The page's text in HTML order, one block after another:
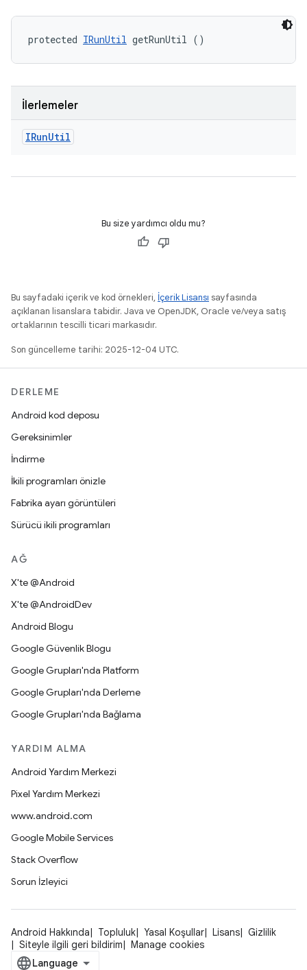
protected IRunUtil getRunUtil ()
İlerlemeler
IRunUtil
Bu size yardımcı oldu mu?
Bu sayfadaki içerik ve kod örnekleri, İçerik Lisansı sayfasında
açıklanan lisanslara tabidir. Java ve OpenJDK, Oracle ve/veya satış
ortaklarının tescilli ticari markasıdır.
Son güncelleme tarihi: 2025-12-04 UTC.
DERLEME
Android kod deposu
Gereksinimler
İndirme
İkili programları önizle
Fabrika ayarı görüntüleri
Sürücü ikili programları
AĞ
X'te @Android
X'te @AndroidDev
Android Blogu
Google Güvenlik Blogu
Google Grupları'nda Platform
Google Grupları'nda Derleme
Google Grupları'nda Bağlama
YARDIM ALMA
Android Yardım Merkezi
Pixel Yardım Merkezi
www.android.com
Google Mobile Services
Stack Overflow
Sorun İzleyici
Android Hakkında Topluluk Yasal Koşullar Lisans
Gizlilik
Siteyle ilgili geri bildirim
Manage cookies